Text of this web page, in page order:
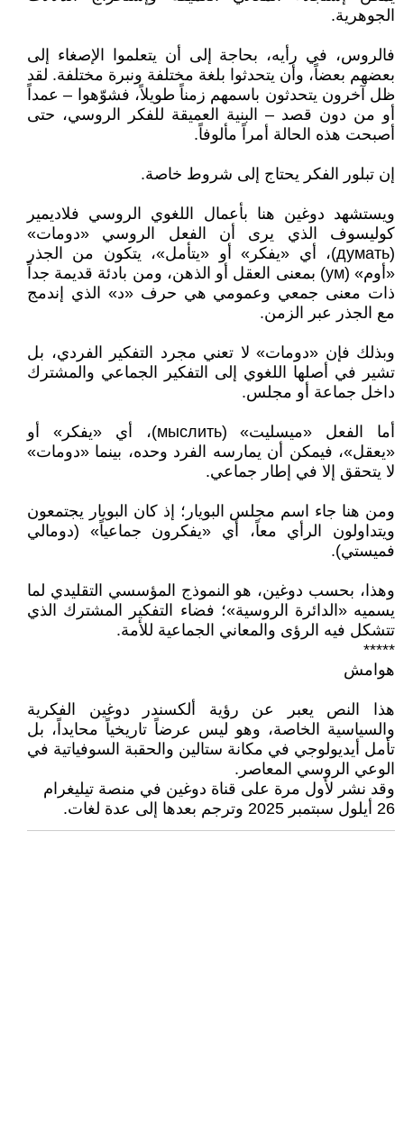
الجوهرية.
فالروس، في رأيه، بحاجة إلى أن يتعلموا الإصغاء إلى
بعضهم بعضاً، وأن يتحدثوا بلغة مختلفة ونبرة مختلفة. لقد
ظل آخرون يتحدثون باسمهم زمناً طويلاً، فشوّهوا – عمداً
أو من دون قصد – البنية العميقة للفكر الروسي، حتى
أصبحت هذه الحالة أمراً مألوفاً.
إن تبلور الفكر يحتاج إلى شروط خاصة.
ويستشهد دوغين هنا بأعمال اللغوي الروسي فلاديمير
كوليسوف الذي يرى أن الفعل الروسي «دومات»
(думать)، أي «يفكر» أو «يتأمل»، يتكون من الجذر
«أوم» (ум) بمعنى العقل أو الذهن، ومن بادئة قديمة جداً
ذات معنى جمعي وعمومي هي حرف «د» الذي إندمج
مع الجذر عبر الزمن.
وبذلك فإن «دومات» لا تعني مجرد التفكير الفردي، بل
تشير في أصلها اللغوي إلى التفكير الجماعي والمشترك
داخل جماعة أو مجلس.
أما الفعل «ميسليت» (мыслить)، أي «يفكر» أو
«يعقل»، فيمكن أن يمارسه الفرد وحده، بينما «دومات»
لا يتحقق إلا في إطار جماعي.
ومن هنا جاء اسم مجلس البويار؛ إذ كان البويار يجتمعون
ويتداولون الرأي معاً، أي «يفكرون جماعياً» (دومالي
فميستي).
وهذا، بحسب دوغين، هو النموذج المؤسسي التقليدي لما
يسميه «الدائرة الروسية»؛ فضاء التفكير المشترك الذي
تتشكل فيه الرؤى والمعاني الجماعية للأمة.
*****
هوامش
هذا النص يعبر عن رؤية ألكسندر دوغين الفكرية
والسياسية الخاصة، وهو ليس عرضاً تاريخياً محايداً، بل
تأمل أيديولوجي في مكانة ستالين والحقبة السوفياتية في
الوعي الروسي المعاصر.
وقد نشر لأول مرة على قناة دوغين في منصة تيليغرام
26 أيلول سبتمبر 2025 وترجم بعدها إلى عدة لغات.